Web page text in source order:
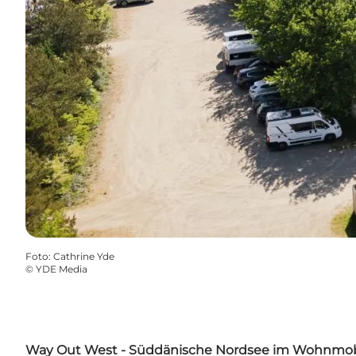
Foto: Cathrine Yde
© YDE Media
Way Out West - Süddänische Nordsee im